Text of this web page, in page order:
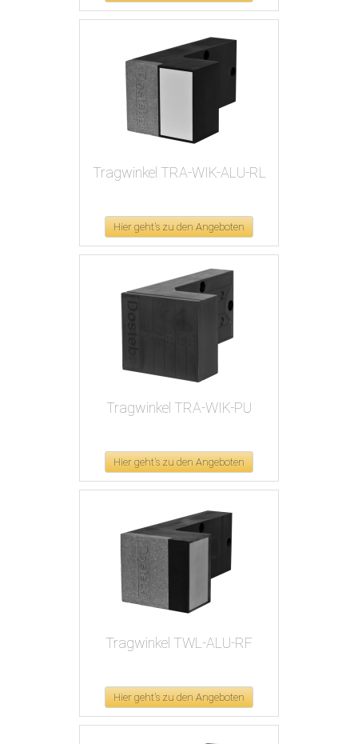
Tragwinkel TRA-WIK-ALU-RL
Hier geht's zu den Angeboten
Tragwinkel TRA-WIK-PU
Hier geht's zu den Angeboten
Tragwinkel TWL-ALU-RF
Hier geht's zu den Angeboten